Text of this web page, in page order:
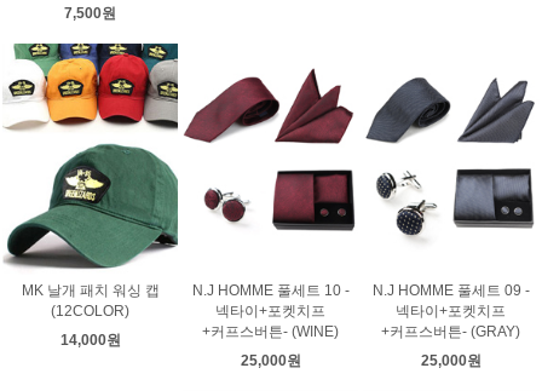
7,500원
MK 날개 패치 워싱 캡
(12COLOR)
14,000원
N.J HOMME 풀세트 10 -
넥타이+포켓치프
+커프스버튼- (WINE)
25,000원
N.J HOMME 풀세트 09 -
넥타이+포켓치프
+커프스버튼- (GRAY)
25,000원